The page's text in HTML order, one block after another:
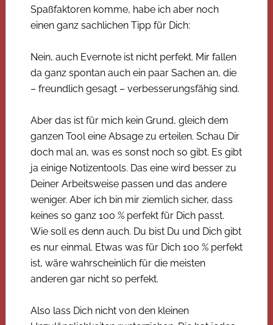
Spaßfaktoren komme, habe ich aber noch
einen ganz sachlichen Tipp für Dich:
Nein, auch Evernote ist nicht perfekt. Mir fallen
da ganz spontan auch ein paar Sachen an, die
– freundlich gesagt – verbesserungsfähig sind.
Aber das ist für mich kein Grund, gleich dem
ganzen Tool eine Absage zu erteilen. Schau Dir
doch mal an, was es sonst noch so gibt. Es gibt
ja einige Notizentools. Das eine wird besser zu
Deiner Arbeitsweise passen und das andere
weniger. Aber ich bin mir ziemlich sicher, dass
keines so ganz 100 % perfekt für Dich passt.
Wie soll es denn auch. Du bist Du und Dich gibt
es nur einmal. Etwas was für Dich 100 % perfekt
ist, wäre wahrscheinlich für die meisten
anderen gar nicht so perfekt.
Also lass Dich nicht von den kleinen